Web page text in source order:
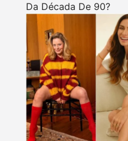
Da Década De 90?